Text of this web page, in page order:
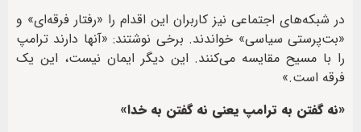
در شبکه‌های اجتماعی نیز کاربران این اقدام را «رفتار فرقه‌ای» و
«بت‌پرستی سیاسی» خواندند. برخی نوشتند: «آنها دارند ترامپ
را با مسیح مقایسه می‌کنند. این دیگر ایمان نیست، این یک
فرقه است.»
«نه گفتن به ترامپ یعنی نه گفتن به خدا»